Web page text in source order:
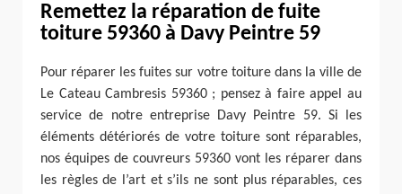
Remettez la réparation de fuite
toiture 59360 à Davy Peintre 59
Pour réparer les fuites sur votre toiture dans la ville de
Le Cateau Cambresis 59360 ; pensez à faire appel au
service de notre entreprise Davy Peintre 59. Si les
éléments détériorés de votre toiture sont réparables,
nos équipes de couvreurs 59360 vont les réparer dans
les règles de l’art et s’ils ne sont plus réparables, ces